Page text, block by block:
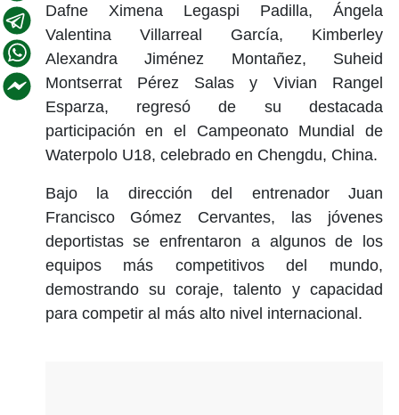
Dafne Ximena Legaspi Padilla, Ángela
Valentina Villarreal García, Kimberley
Alexandra Jiménez Montañez, Suheid
Montserrat Pérez Salas y Vivian Rangel
Esparza, regresó de su destacada
participación en el Campeonato Mundial de
Waterpolo U18, celebrado en Chengdu, China.
Bajo la dirección del entrenador Juan
Francisco Gómez Cervantes, las jóvenes
deportistas se enfrentaron a algunos de los
equipos más competitivos del mundo,
demostrando su coraje, talento y capacidad
para competir al más alto nivel internacional.